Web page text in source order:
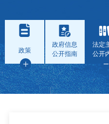
政策
政府信息
公开指南
法定
公开